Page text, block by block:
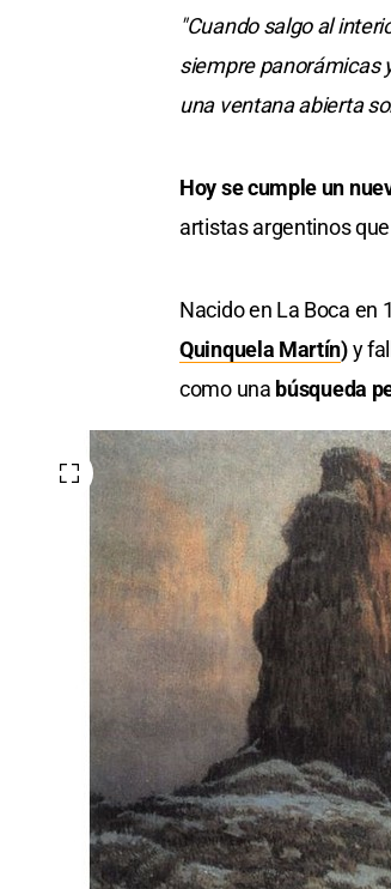
"Cuando salgo al
siempre panorámicas
una ventana abierta
Hoy se cumple un
artistas argentinos
Nacido en La Boca en
Quinquela Martín)y
como una búsqueda